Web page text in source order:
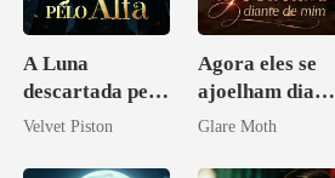
A Luna
descartada pelo
Alfa
Velvet Piston
Agora eles se
ajoelham diante
de mim
Glare Moth